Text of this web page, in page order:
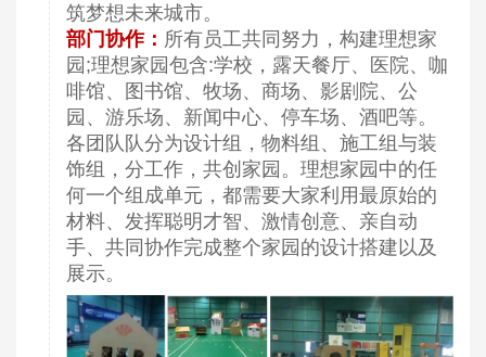
筑梦想未来城市。
部门协作： 所有员工共同努力，构建理想家
园;理想家园包含:学校，露天餐厅、医院、咖
啡馆、图书馆、牧场、商场、影剧院、公
园、游乐场、新闻中心、停车场、酒吧等。
各团队队分为设计组，物料组、施工组与装
饰组，分工作，共创家园。理想家园中的任
何一个组成单元，都需要大家利用最原始的
材料、发挥聪明才智、激情创意、亲自动
手、共同协作完成整个家园的设计搭建以及
展示。